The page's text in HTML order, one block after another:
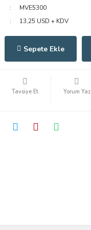
MVE5300
13,25 USD + KDV
Sepete Ekle
Tavsiye Et Yorum Yaz